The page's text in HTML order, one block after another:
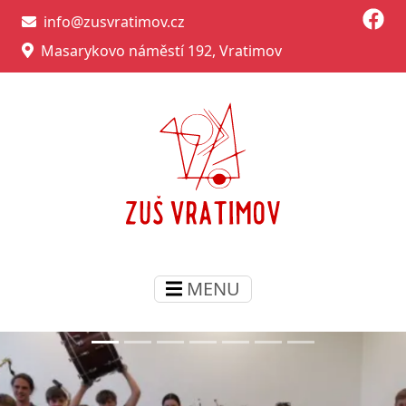
info@zusvratimov.cz
Masarykovo náměstí 192, Vratimov
MENU